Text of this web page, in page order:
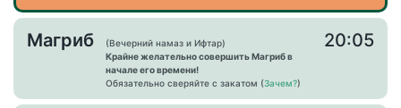
Магриб
(Вечерний намаз и Ифтар)
Крайне желательно совершить Магриб в
начале его времени!
Обязательно сверяйте с закатом (Зачем?)
20:05